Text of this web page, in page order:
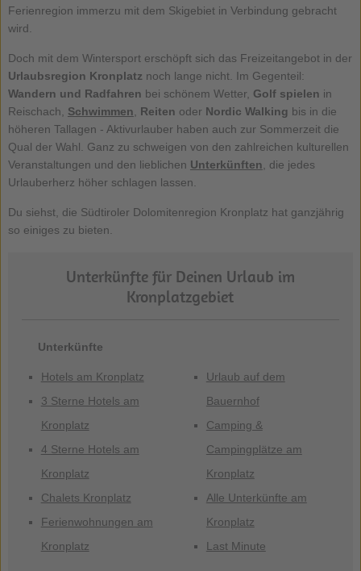
Ferienregion immerzu mit dem Skigebiet in Verbindung gebracht
wird.
Doch mit dem Wintersport erschöpft sich das Freizeitangebot in der
Urlaubsregion Kronplatz noch lange nicht. Im Gegenteil:
Wandern und Radfahren bei schönem Wetter, Golf spielen in
Reischach, Schwimmen Reiten oder Nordic Walking bis in die
höheren Tallagen - Aktivurlauber haben auch zur Sommerzeit die
Qual der Wahl. Ganz zu schweigen von den zahlreichen kulturellen
Veranstaltungen und den lieblichen Unterkünften , die jedes
Urlauberherz höher schlagen lassen.
Du siehst, die Südtiroler Dolomitenregion Kronplatz hat ganzjährig
so einiges zu bieten.
Unterkünfte für Deinen Urlaub im
Kronplatzgebiet
Unterkünfte
Hotels am Kronplatz
3 Sterne Hotels am
Kronplatz
4 Sterne Hotels am
Kronplatz
Chalets Kronplatz
Ferienwohnungen am
Kronplatz
Urlaub auf dem
Bauernhof
Camping &
Campingplätze am
Kronplatz
Alle Unterkünfte am
Kronplatz
Last Minute